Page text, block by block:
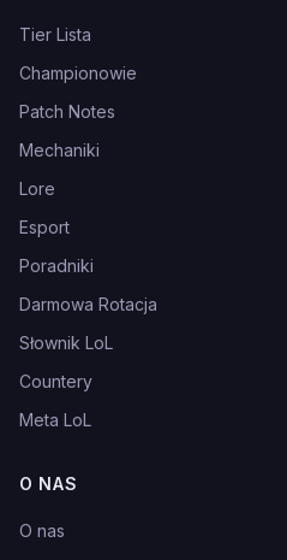
Tier Lista
Championowie
Patch Notes
Mechaniki
Lore
Esport
Poradniki
Darmowa Rotacja
Słownik LoL
Countery
Meta LoL
O NAS
O nas